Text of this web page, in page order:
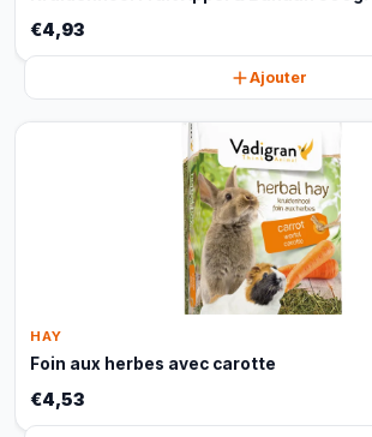
€4,93
Ajouter
HAY
Foin aux herbes avec carotte
€4,53